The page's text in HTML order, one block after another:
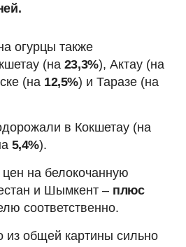
огурцы также
(на 23,3%), Актау (на
(на 12,5%) и Таразе (на
в Кокшетау (на
5,4%).
на белокочанную
и Шымкент – плюс
соответственно.
из общей картины сильно